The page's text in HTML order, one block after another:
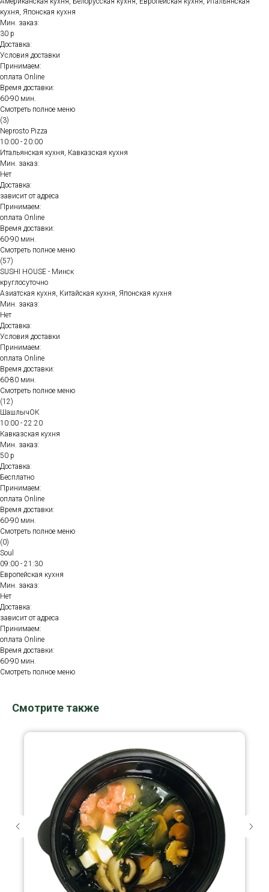
кухня, Японская кухня
Мин. заказ:
30 р
Доставка:
Условия доставки
Принимаем:
оплата Online
Время доставки:
60-90 мин.
Смотреть полное меню
(3)
Neprosto Pizza
10:00 - 20:00
Итальянская кухня, Кавказская кухня
Мин. заказ:
Нет
Доставка:
зависит от адреса
Принимаем:
оплата Online
Время доставки:
60-90 мин.
Смотреть полное меню
(57)
SUSHI HOUSE - Минск
круглосуточно
Азиатская кухня, Китайская кухня, Японская кухня
Мин. заказ:
Нет
Доставка:
Условия доставки
Принимаем:
оплата Online
Время доставки:
60-80 мин.
Смотреть полное меню
(12)
ШашлычОК
10:00 - 22:20
Кавказская кухня
Мин. заказ:
50 р
Доставка:
Бесплатно
Принимаем:
оплата Online
Время доставки:
60-90 мин.
Смотреть полное меню
(0)
Soul
09:00 - 21:30
Европейская кухня
Мин. заказ:
Нет
Доставка:
зависит от адреса
Принимаем:
оплата Online
Время доставки:
60-90 мин.
Смотреть полное меню
Смотрите также